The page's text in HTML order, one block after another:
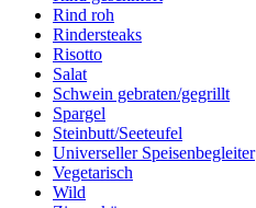
Rind roh
Rindersteaks
Risotto
Salat
Schwein gebraten/gegrillt
Spargel
Steinbutt/Seeteufel
Universeller Speisenbegleiter
Vegetarisch
Wild